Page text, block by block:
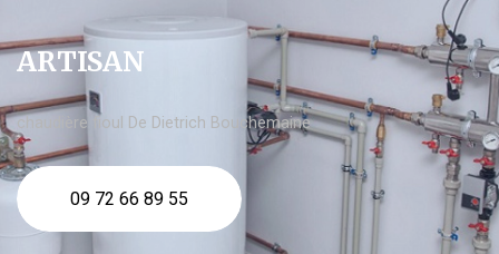
ARTISAN
chaudière fioul De Dietrich Bouchemaine
09 72 66 89 55